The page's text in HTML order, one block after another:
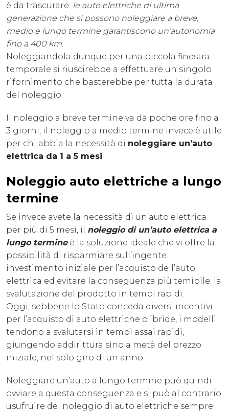
è da trascurare: le auto elettriche di ultima
generazione che si possono noleggiare a breve,
medio e lungo termine garantiscono un’autonomia
fino a 400 km.
Noleggiandola dunque per una piccola finestra
temporale si riuscirebbe a effettuare un singolo
rifornimento che basterebbe per tutta la durata
del noleggio.
Il noleggio a breve termine va da poche ore fino a
3 giorni, il noleggio a medio termine invece è utile
per chi abbia la necessità di noleggiare un’auto
elettrica da 1 a 5 mesi.
Noleggio auto elettriche a lungo
termine
Se invece avete la necessità di un’auto elettrica
per più di 5 mesi, il noleggio di un’auto elettrica a
lungo termineè la soluzione ideale che vi offre la
possibilità di risparmiare sull’ingente
investimento iniziale per l’acquisto dell’auto
elettrica ed evitare la conseguenza più temibile: la
svalutazione del prodotto in tempi rapidi.
Oggi, sebbene lo Stato conceda diversi incentivi
per l’acquisto di auto elettriche o ibride, i modelli
tendono a svalutarsi in tempi assai rapidi,
giungendo addirittura sino a metà del prezzo
iniziale, nel solo giro di un anno.
Noleggiare un’auto a lungo termine può quindi
ovviare a questa conseguenza e si può al contrario
usufruire del noleggio di auto elettriche sempre